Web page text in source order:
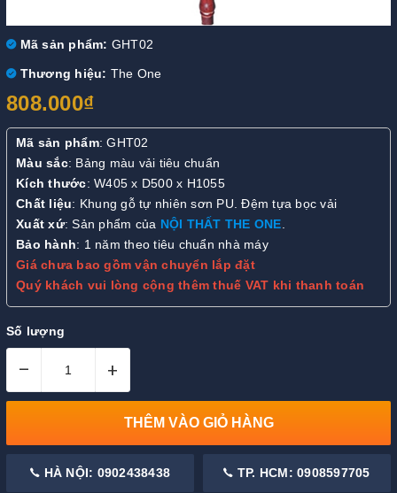
Mã sản phẩm: GHT02
Thương hiệu: The One
808.000₫
Mã sản phẩm: GHT02
Màu sắc: Bảng màu vải tiêu chuẩn
Kích thước: W405 x D500 x H1055
Chất liệu: Khung gỗ tự nhiên sơn PU. Đệm tựa bọc vải
Xuất xứ: Sản phẩm của NỘI THẤT THE ONE.
Bảo hành: 1 năm theo tiêu chuẩn nhà máy
Giá chưa bao gồm vận chuyển lắp đặt
Quý khách vui lòng cộng thêm thuế VAT khi thanh toán
Số lượng
– +
THÊM VÀO GIỎ HÀNG
HÀ NỘI: 0902438438 TP. HCM: 0908597705